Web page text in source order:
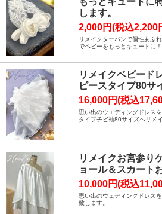
します。
2,000円(税込2,200
リメイクターバンで個性あふ
でベビーをもっとキュートに！
リメイクベビード
ピースタイプ80サ
16,000円(税込
思い出のウエディングドレス
タイプチビ袖80サイズへリメ
リメイクお宮参
ョール＆スカート
10,000円(税込
思い出のウェディングドレス
致します。